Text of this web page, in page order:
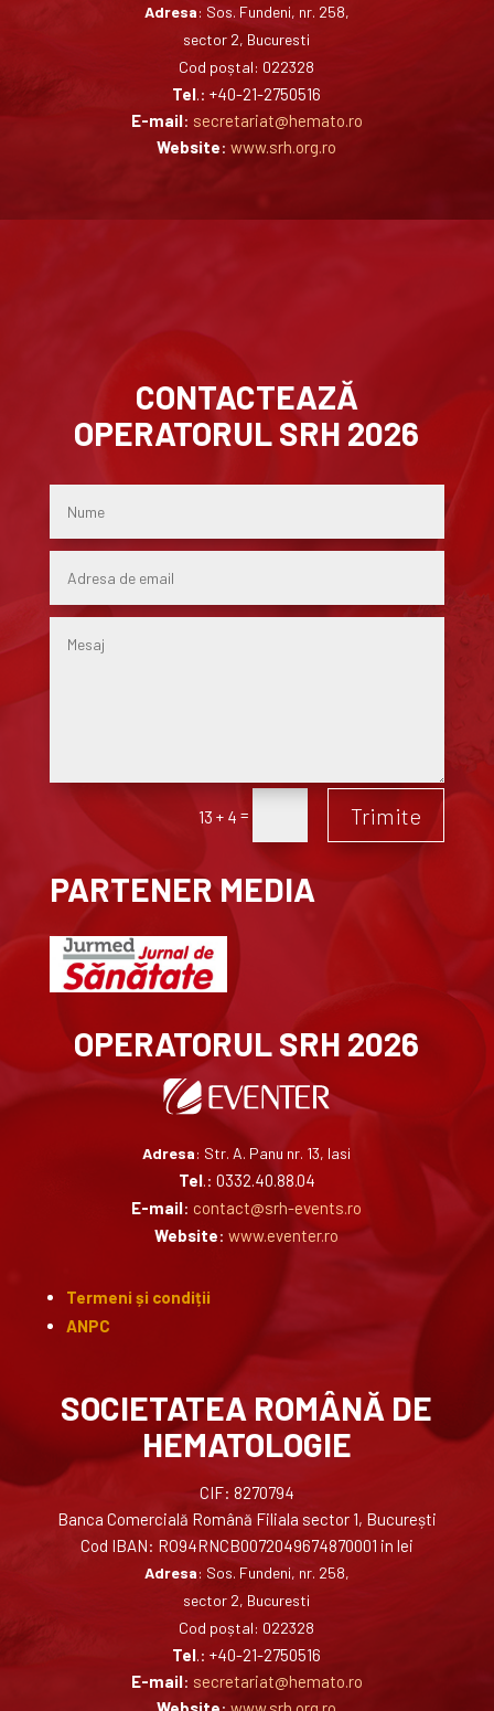
Adresa: Sos. Fundeni, nr. 258,
sector 2, Bucuresti
Cod poștal: 022328
Tel.: +40-21-2750516
E-mail: secretariat@hemato.ro
Website:www.srh.org.ro
CONTACTEAZĂ
OPERATORUL SRH 2026
13 + 4 = Trimite
PARTENER MEDIA
OPERATORUL SRH 2026
Adresa: Str. A. Panu nr. 13, Iasi
Tel.: 0332.40.88.04
E-mail: contact@srh-events.ro
Website:www.eventer.ro
Termeni și condiții
ANPC
SOCIETATEA ROMÂNĂ DE
HEMATOLOGIE
CIF: 8270794
Banca Comercială Română Filiala sector 1, București
Cod IBAN: RO94RNCB0072049674870001 in lei
Adresa: Sos. Fundeni, nr. 258,
sector 2, Bucuresti
Cod poștal: 022328
Tel.: +40-21-2750516
E-mail: secretariat@hemato.ro